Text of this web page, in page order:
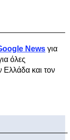
News για
όλες
Ελλάδα και τον